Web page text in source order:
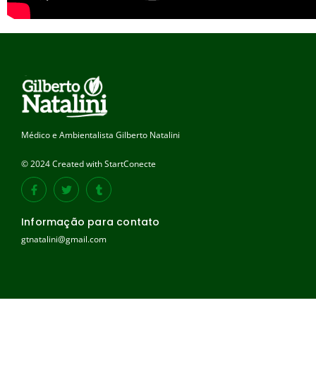
Médico e Ambientalista Gilberto Natalini
© 2024 Created with StartConecte
Informação para contato
gtnatalini@gmail.com